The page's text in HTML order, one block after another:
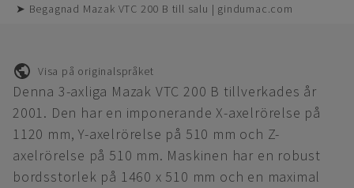
➤ Begagnad Mazak VTC 200 B till salu | gindumac.com
Visa på originalspråket
Denna 3-axliga Mazak VTC 200 B tillverkades år
2001. Den har en imponerande X-axelrörelse på
1120 mm, Y-axelrörelse på 510 mm och Z-
axelrörelse på 510 mm. Maskinen har en robust
bordsstorlek på 1460 x 510 mm och en maximal